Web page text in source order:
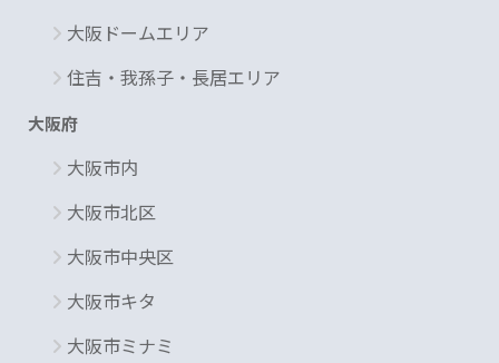
大阪ドームエリア
住吉・我孫子・長居エリア
大阪府
大阪市内
大阪市北区
大阪市中央区
大阪市キタ
大阪市ミナミ